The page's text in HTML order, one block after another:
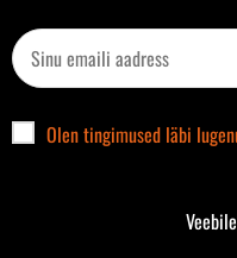
Olen tingimused läbi